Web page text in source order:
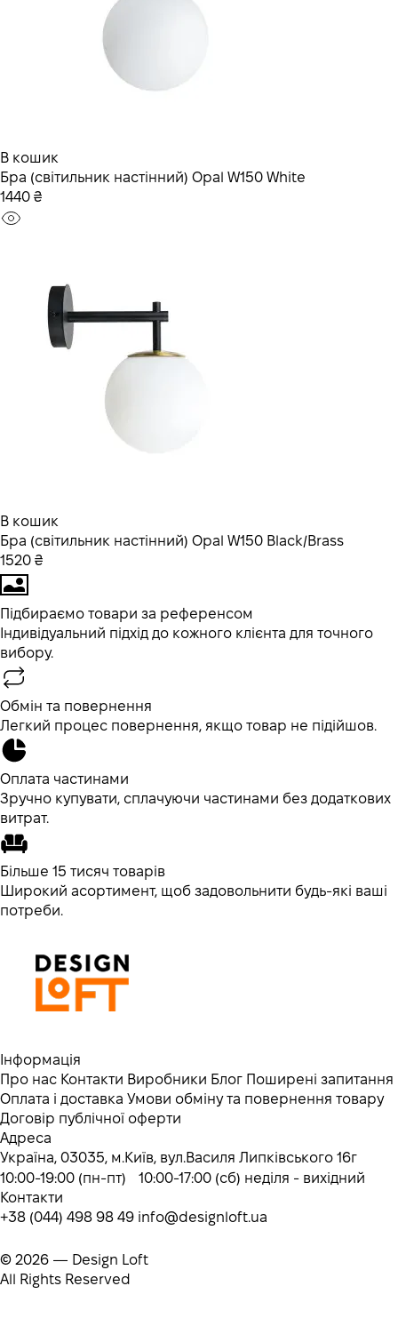
В кошик
Бра (світильник настінний) Opal W150 White
1440 ₴
В кошик
Бра (світильник настінний) Opal W150 Black/Brass
1520 ₴
Підбираємо товари за референсом
Індивідуальний підхід до кожного клієнта для точного
вибору.
Обмін та повернення
Легкий процес повернення, якщо товар не підійшов.
Оплата частинами
Зручно купувати, сплачуючи частинами без додаткових
витрат.
Більше 15 тисяч товарів
Широкий асортимент, щоб задовольнити будь-які ваші
потреби.
Інформація
Про нас Контакти Виробники Блог Поширені запитання
Оплата і доставка Умови обміну та повернення товару
Договір публічної оферти
Адреса
Україна, 03035, м.Київ, вул.Василя Липківського 16г
10:00-19:00 (пн-пт) 10:00-17:00 (сб) неділя - вихідний
Контакти
+38 (044) 498 98 49 info@designloft.ua
© 2026 — Design Loft
All Rights Reserved